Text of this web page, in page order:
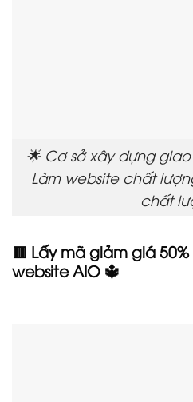
🌟 Cơ sở xây dựng
Làm website chất
chất
🟥 Lấy mã giảm giá
website AIO 🔱